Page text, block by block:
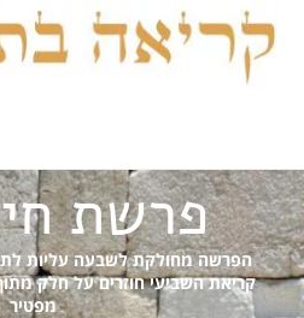
פרשת
הפרשה מחולקת לשבעה עליות
קריאת השביעי חוזרים על חלק
מפטיר